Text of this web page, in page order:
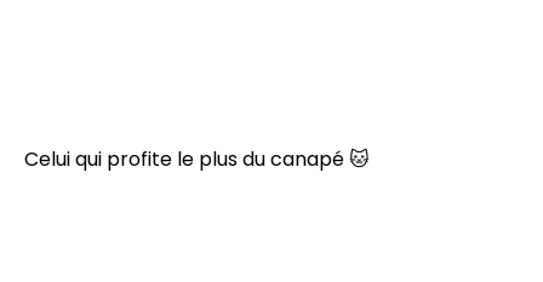
Celui qui profite le plus du canapé 🐱